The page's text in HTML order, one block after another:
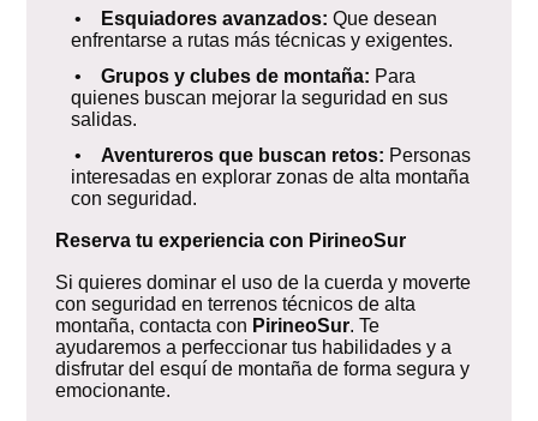
•
Esquiadores avanzados: Que desean
enfrentarse a rutas más técnicas y exigentes.
• Grupos y clubes de montaña: Para
quienes buscan mejorar la seguridad en sus
salidas.
• Aventureros que buscan retos: Personas
interesadas en explorar zonas de alta montaña
con seguridad.
Reserva tu experiencia con PirineoSur
Si quieres dominar el uso de la cuerda y moverte
con seguridad en terrenos técnicos de alta
montaña, contacta con PirineoSur. Te
ayudaremos a perfeccionar tus habilidades y a
disfrutar del esquí de montaña de forma segura y
emocionante.